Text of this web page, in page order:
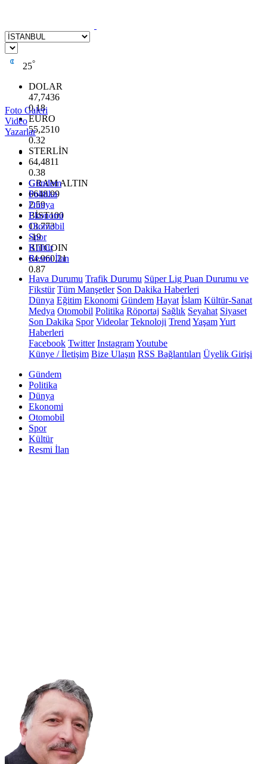
25°
DOLAR
47,7436
0.18
EURO
55,2510
0.32
STERLİN
64,4811
0.38
GRAM ALTIN
6648.99
2.59
BİST100
13.773
-19
BITCOIN
64.960,21
0.87
Foto Galeri
Video
Yazarlar
Gündem
Politika
Dünya
Ekonomi
Otomobil
Spor
Kültür
Resmi İlan
Hava Durumu Trafik Durumu Süper Lig Puan Durumu ve
Fikstür Tüm Manşetler Son Dakika Haberleri
Dünya Eğitim Ekonomi Gündem Hayat İslam Kültür-Sanat
Medya Otomobil Politika Röportaj Sağlık Seyahat Siyaset
Son Dakika Spor Videolar Teknoloji Trend YaşamYurt
Haberleri
Facebook Twitter InstagramYoutube
Künye / İletişim Bize Ulaşın RSS Bağlantıları Üyelik Girişi
Gündem
Politika
Dünya
Ekonomi
Otomobil
Spor
Kültür
Resmi İlan